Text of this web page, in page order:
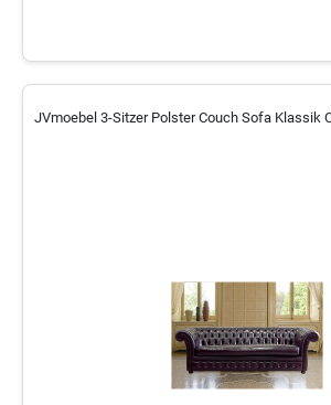
JVmoebel 3-Sitzer Polster Couch Sofa Klassik